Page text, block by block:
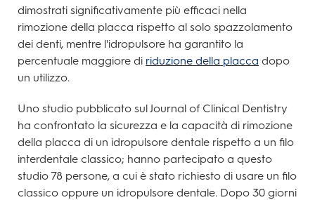
dimostrati significativamente più efficaci nella
rimozione della placca rispetto al solo spazzolamento
dei denti, mentre l'idropulsore ha garantito la
percentuale maggiore di riduzione della placca dopo
un utilizzo.
Uno studio pubblicato sul Journal of Clinical Dentistry
ha confrontato la sicurezza e la capacità di rimozione
della placca di un idropulsore dentale rispetto a un filo
interdentale classico; hanno partecipato a questo
studio 78 persone, a cui è stato richiesto di usare un filo
classico oppure un idropulsore dentale. Dopo 30 giorni